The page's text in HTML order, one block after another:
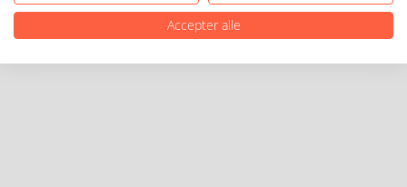
Accepter alle